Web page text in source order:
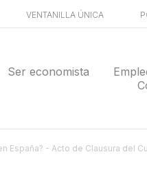
VENTANILLA ÚNICA
Ser economista
España? - Acto de Clausura del